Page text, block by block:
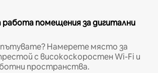
помещения за дигитални
Намерете място за
с високоскоростен Wi-Fi и
пространства.